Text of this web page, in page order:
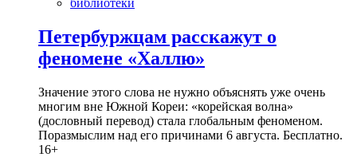
библиотеки
Петербуржцам расскажут о
феномене «Халлю»
Значение этого слова не нужно объяснять уже очень
многим вне Южной Кореи: «корейская волна»
(дословный перевод) стала глобальным феноменом.
Поразмыслим над его причинами 6 августа. Бесплатно.
16+